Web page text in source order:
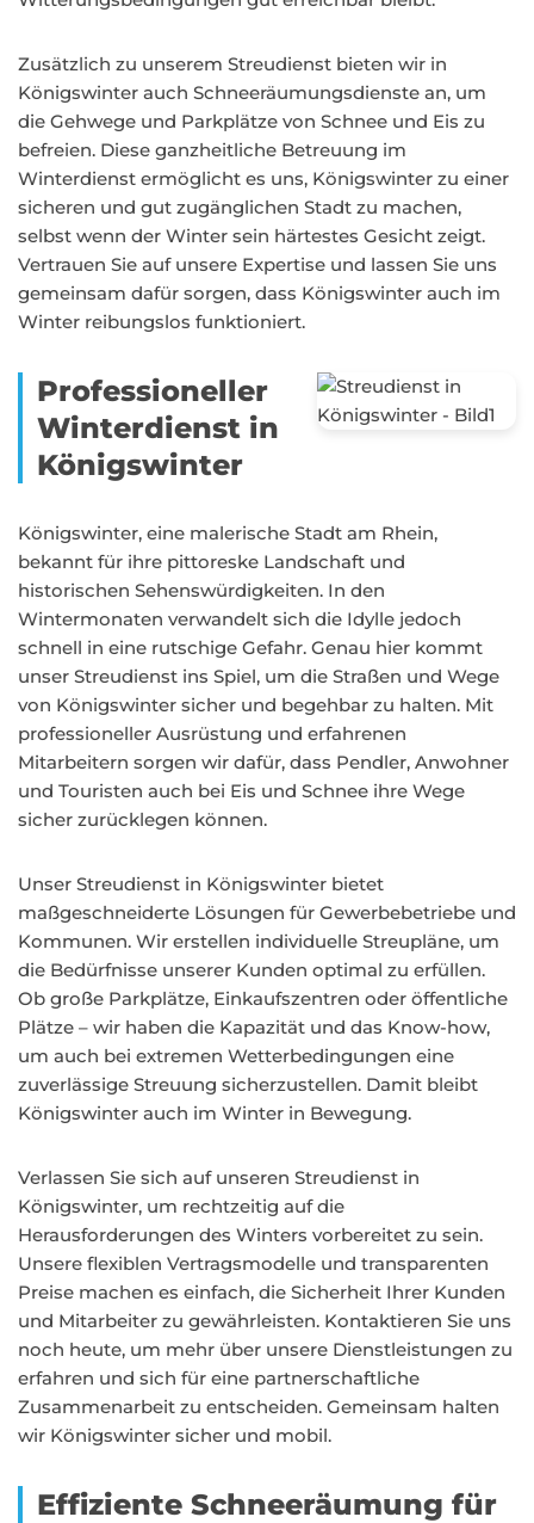
Zusätzlich zu unserem Streudienst bieten wir in
Königswinter auch Schneeräumungsdienste an, um
die Gehwege und Parkplätze von Schnee und Eis zu
befreien. Diese ganzheitliche Betreuung im
Winterdienst ermöglicht es uns, Königswinter zu einer
sicheren und gut zugänglichen Stadt zu machen,
selbst wenn der Winter sein härtestes Gesicht zeigt.
Vertrauen Sie auf unsere Expertise und lassen Sie uns
gemeinsam dafür sorgen, dass Königswinter auch im
Winter reibungslos funktioniert.
Professioneller
Winterdienst in
Königswinter
Königswinter, eine malerische Stadt am Rhein,
bekannt für ihre pittoreske Landschaft und
historischen Sehenswürdigkeiten. In den
Wintermonaten verwandelt sich die Idylle jedoch
schnell in eine rutschige Gefahr. Genau hier kommt
unser Streudienst ins Spiel, um die Straßen und Wege
von Königswinter sicher und begehbar zu halten. Mit
professioneller Ausrüstung und erfahrenen
Mitarbeitern sorgen wir dafür, dass Pendler, Anwohner
und Touristen auch bei Eis und Schnee ihre Wege
sicher zurücklegen können.
Unser Streudienst in Königswinter bietet
maßgeschneiderte Lösungen für Gewerbebetriebe und
Kommunen. Wir erstellen individuelle Streupläne, um
die Bedürfnisse unserer Kunden optimal zu erfüllen.
Ob große Parkplätze, Einkaufszentren oder öffentliche
Plätze – wir haben die Kapazität und das Know-how,
um auch bei extremen Wetterbedingungen eine
zuverlässige Streuung sicherzustellen. Damit bleibt
Königswinter auch im Winter in Bewegung.
Verlassen Sie sich auf unseren Streudienst in
Königswinter, um rechtzeitig auf die
Herausforderungen des Winters vorbereitet zu sein.
Unsere flexiblen Vertragsmodelle und transparenten
Preise machen es einfach, die Sicherheit Ihrer Kunden
und Mitarbeiter zu gewährleisten. Kontaktieren Sie uns
noch heute, um mehr über unsere Dienstleistungen zu
erfahren und sich für eine partnerschaftliche
Zusammenarbeit zu entscheiden. Gemeinsam halten
wir Königswinter sicher und mobil.
Effiziente Schneeräumung für